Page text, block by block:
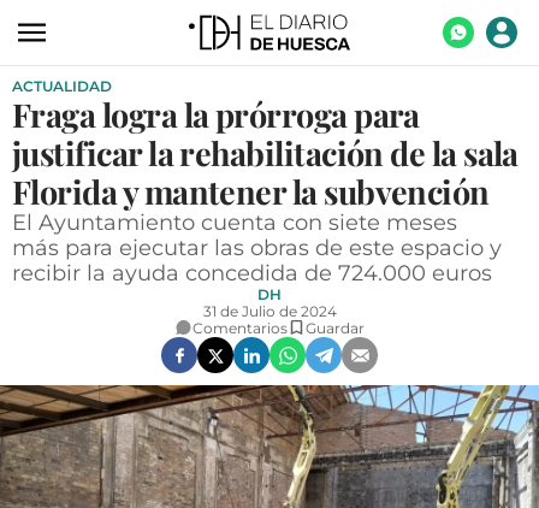
ACTUALIDAD
ECONOMÍA
TECNOLOGÍA
TURISMO
AGROALIMENTACIÓN
SOCIEDAD
OPINIÓN
GALERÍAS
ACTUALIDAD
Fraga logra la prórroga para
justificar la rehabilitación de la sala
Florida y mantener la subvención
El Ayuntamiento cuenta con siete meses
más para ejecutar las obras de este espacio y
recibir la ayuda concedida de 724.000 euros
DH
31 de Julio de 2024
Comentarios
Guardar